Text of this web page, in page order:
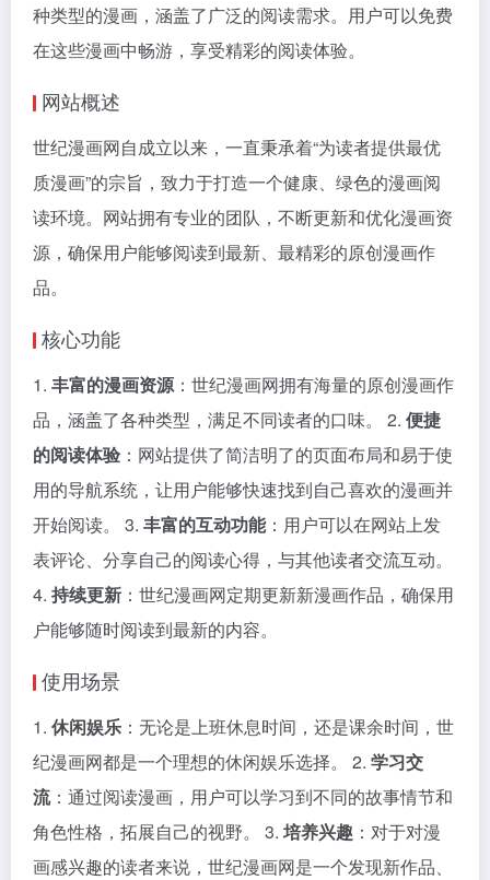
种类型的漫画，涵盖了广泛的阅读需求。用户可以免费
在这些漫画中畅游，享受精彩的阅读体验。
网站概述
世纪漫画网自成立以来，一直秉承着“为读者提供最优
质漫画”的宗旨，致力于打造一个健康、绿色的漫画阅
读环境。网站拥有专业的团队，不断更新和优化漫画资
源，确保用户能够阅读到最新、最精彩的原创漫画作
品。
核心功能
1. 丰富的漫画资源：世纪漫画网拥有海量的原创漫画作
品，涵盖了各种类型，满足不同读者的口味。 2. 便捷
的阅读体验 ：网站提供了简洁明了的页面布局和易于使
用的导航系统，让用户能够快速找到自己喜欢的漫画并
开始阅读。 3. 丰富的互动功能：用户可以在网站上发
表评论、分享自己的阅读心得，与其他读者交流互动。
4. 持续更新 ：世纪漫画网定期更新新漫画作品，确保用
户能够随时阅读到最新的内容。
使用场景
1. 休闲娱乐 ：无论是上班休息时间，还是课余时间，世
纪漫画网都是一个理想的休闲娱乐选择。 2. 学习交
流：通过阅读漫画，用户可以学习到不同的故事情节和
角色性格，拓展自己的视野。 3. 培养兴趣 ：对于对漫
画感兴趣的读者来说，世纪漫画网是一个发现新作品、